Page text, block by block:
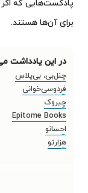
برای آن‌ها هستند.
چنل‌بی، بی‌پلاس
فردوسی‌خوانی
چیروک
Epitome Books
احسانو
هزارتو